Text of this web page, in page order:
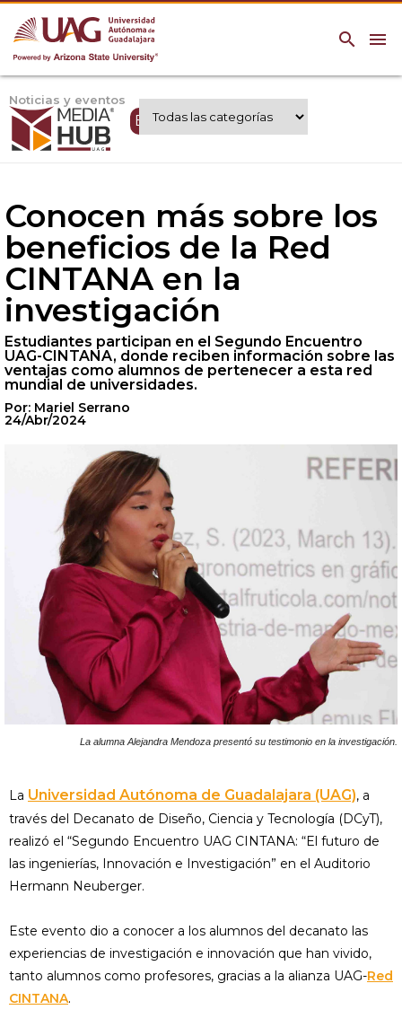
menu
search
Noticias y eventos
Expertos UAG
Conocen más sobre los
beneficios de la Red
CINTANA en la
investigación
Estudiantes participan en el Segundo Encuentro
UAG-CINTANA, donde reciben información sobre las
ventajas como alumnos de pertenecer a esta red
mundial de universidades.
Por: Mariel Serrano
24/Abr/2024
La alumna Alejandra Mendoza presentó su testimonio en la investigación.
La Universidad Autónoma de Guadalajara (UAG), a
través del Decanato de Diseño, Ciencia y Tecnología (DCyT),
realizó el “Segundo Encuentro UAG CINTANA: “El futuro de
las ingenierías, Innovación e Investigación” en el Auditorio
Hermann Neuberger.
Este evento dio a conocer a los alumnos del decanato las
experiencias de investigación e innovación que han vivido,
tanto alumnos como profesores, gracias a la alianza UAG-Red
CINTANA.